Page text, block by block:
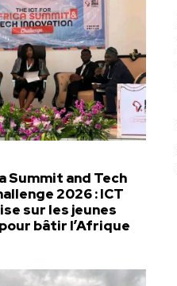
Summit and Tech
2026 : ICT
sur les jeunes
bâtir l’Afrique